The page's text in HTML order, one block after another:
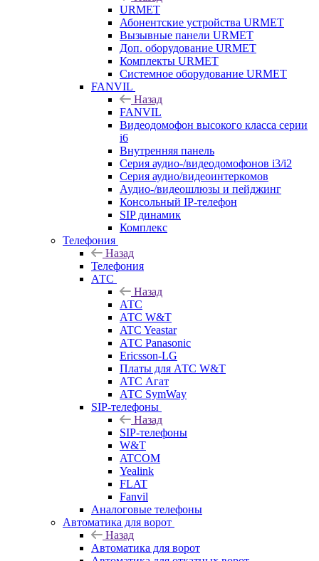
URMET
Абонентские устройства URMET
Вызывные панели URMET
Доп. оборудование URMET
Комплекты URMET
Системное оборудование URMET
FANVIL
Назад
FANVIL
Видеодомофон высокого класса серии
i6
Внутренняя панель
Серия аудио-/видеодомофонов i3/i2
Серия аудио/видеоинтеркомов
Аудио-/видеошлюзы и пейджинг
Консольный IP-телефон
SIP динамик
Комплекс
Телефония
Назад
Телефония
АТС
Назад
АТС
АТС W&T
ATC Yeastar
АТС Panasonic
Ericsson-LG
Платы для АТС W&T
АТС Агат
АТС SymWay
SIP-телефоны
Назад
SIP-телефоны
W&T
ATCOM
Yealink
FLAT
Fanvil
Аналоговые телефоны
Автоматика для ворот
Назад
Автоматика для ворот